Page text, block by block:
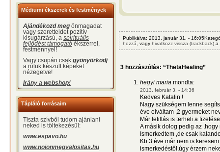
Médiumi ékszerek és festmények
Ajándékozd meg önmagadat
vagy szeretteidet pozitív
kisugárzású, a spirituális
fejlődést támogató ékszerrel,
festménnyel!
Vagy csupán csak gyönyörködj
a róluk készült képeket
nézegetve!
Irány a webshop!
Tápláló forrásaim
Tiszta szívből tudom ajánlani
neked is töltekezésül:
www.espavo.hu
www.noionmegvalositas.hu
Publikálva: 2013. január 31. -
hozzá , vagy hivatkozz vissza (trackback) a
3 hozzászólás: “ThetaHealing”
hegyi maria mondta:
2013. február 3. - 14:36
Kedves Katalin !
Nagy szükségem lenne
éve elváltam ,2 gyermeket
Már letiltás is terheli a
A másik dolog pedig az
Ismerkedtem ,de csak
Kb.3 éve már nem is
ismerkedéstől,úgy érzem